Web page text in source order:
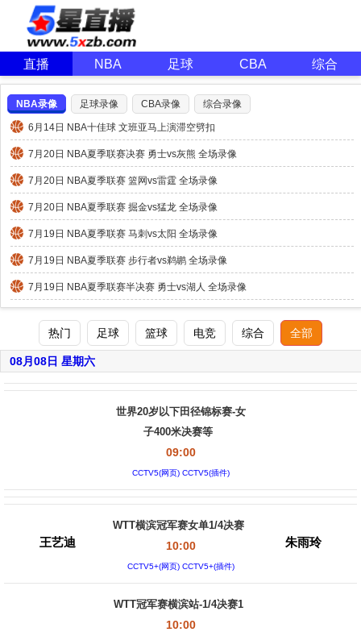
直播 NBA 足球 CBA 综合
NBA录像 足球录像 CBA录像 综合录像
6月14日 NBA十佳球 文班亚马上演滞空劈扣
7月20日 NBA夏季联赛决赛 勇士vs灰熊 全场录像
7月20日 NBA夏季联赛 篮网vs雷霆 全场录像
7月20日 NBA夏季联赛 掘金vs猛龙 全场录像
7月19日 NBA夏季联赛 马刺vs太阳 全场录像
7月19日 NBA夏季联赛 步行者vs鹈鹕 全场录像
7月19日 NBA夏季联赛半决赛 勇士vs湖人 全场录像
热门 足球 篮球 电竞 综合 全部
08月08日 星期六
世界20岁以下田径锦标赛-女
子400米决赛等
09:00
CCTV5(网页) CCTV5(插件)
王艺迪
WTT横滨冠军赛女单1/4决赛
10:00
CCTV5+(网页) CCTV5+(插件)
朱雨玲
WTT冠军赛横滨站-1/4决赛1
10:00